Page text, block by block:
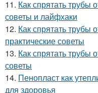
11. Как спрятать трубы
советы и лайфхаки
12. Как спрятать трубы
практические советы
13. Как спрятать трубы
советы
14. Пенопласт как
для здоровья